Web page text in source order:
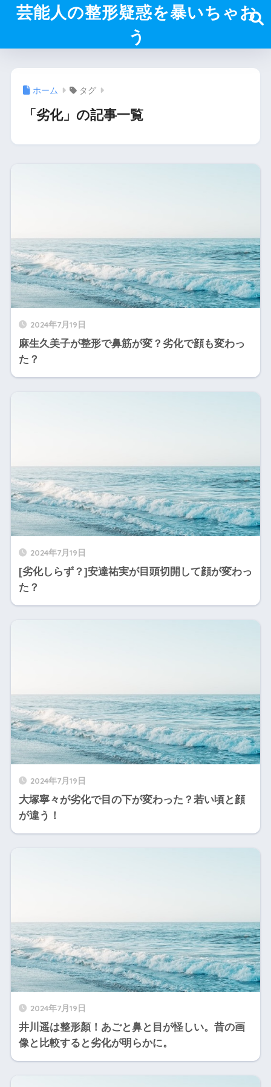
芸能人の整形疑惑を暴いちゃお
う
ホーム タグ
「劣化」の記事一覧
2024年7月19日
麻生久美子が整形で鼻筋が変？劣化で顔も変わっ
た？
2024年7月19日
[劣化しらず？]安達祐実が目頭切開して顔が変わっ
た？
2024年7月19日
大塚寧々が劣化で目の下が変わった？若い頃と顔
が違う！
2024年7月19日
井川遥は整形顏！あごと鼻と目が怪しい。昔の画
像と比較すると劣化が明らかに。